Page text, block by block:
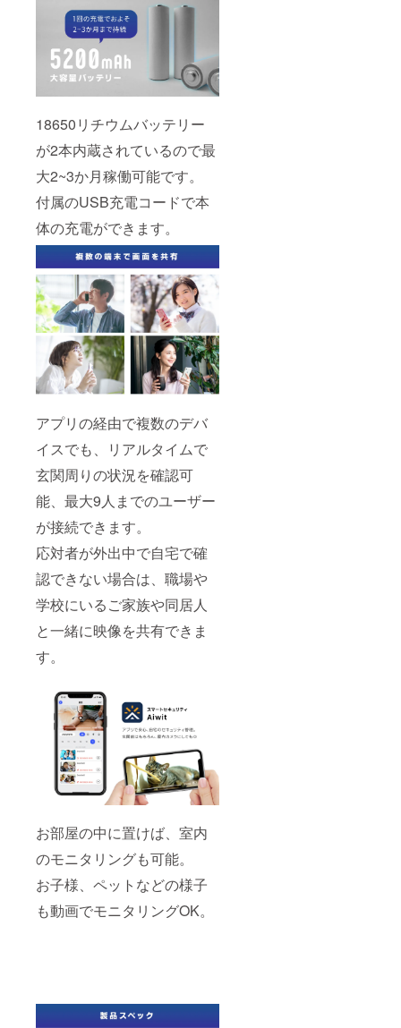
18650リチウムバッテリー
が2本内蔵されているので最
大2~3か月稼働可能です。
付属のUSB充電コードで本
体の充電ができます。
アプリの経由で複数のデバ
イスでも、リアルタイムで
玄関周りの状況を確認可
能、最大9人までのユーザー
が接続できます。
応対者が外出中で自宅で確
認できない場合は、職場や
学校にいるご家族や同居人
と一緒に映像を共有できま
す。
お部屋の中に置けば、室内
のモニタリングも可能。
お子様、ペットなどの様子
も動画でモニタリングOK。